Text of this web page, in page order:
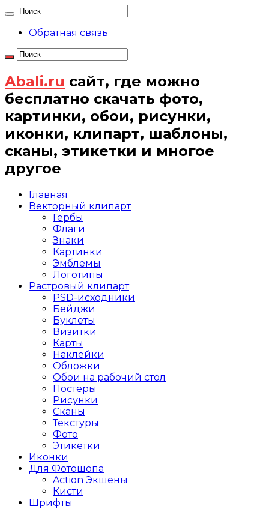
Обратная связь
Abali.ru сайт, где можно
бесплатно скачать фото,
картинки, обои, рисунки,
иконки, клипарт, шаблоны,
сканы, этикетки и многое
другое
Главная
Векторный клипарт
Гербы
Флаги
Знаки
Картинки
Эмблемы
Логотипы
Растровый клипарт
PSD-исходники
Бейджи
Буклеты
Визитки
Карты
Наклейки
Обложки
Обои на рабочий стол
Постеры
Рисунки
Сканы
Текстуры
Фото
Этикетки
Иконки
Для Фотошопа
Action Экшены
Кисти
Шрифты